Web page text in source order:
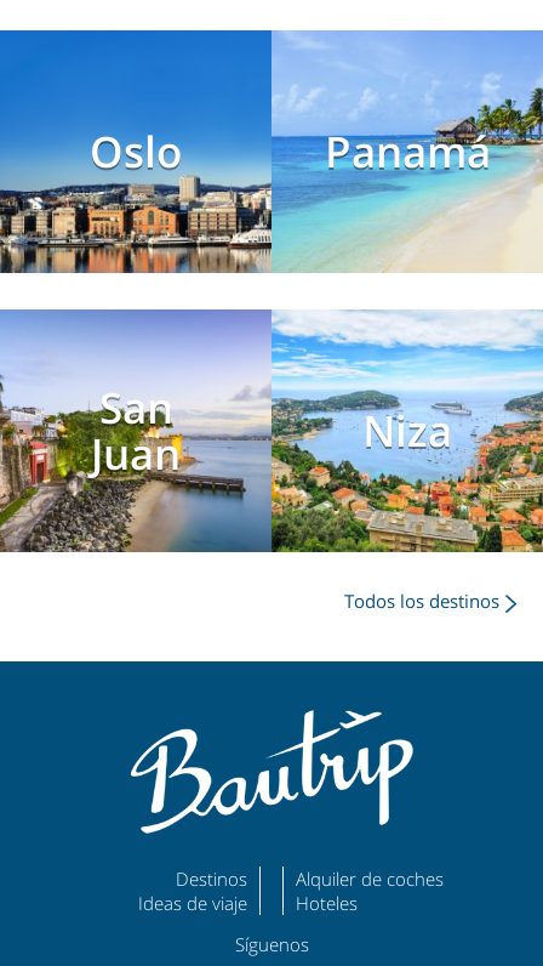
Oslo Panamá
San
Juan
Niza
Todos los destinos
Destinos
Ideas de viaje
Alquiler de coches
Hoteles
Síguenos